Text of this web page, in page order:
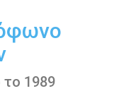
1989